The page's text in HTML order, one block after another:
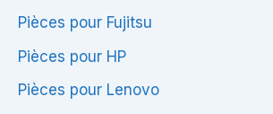
Pièces pour Fujitsu
Pièces pour HP
Pièces pour Lenovo